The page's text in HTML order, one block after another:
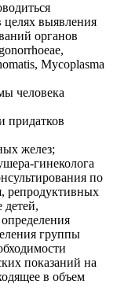
целях выявления
органов
Mycoplasma
человека
придатков
желез;
гинеколога
по
репродуктивных
детей,
группы
показаний на
в объем